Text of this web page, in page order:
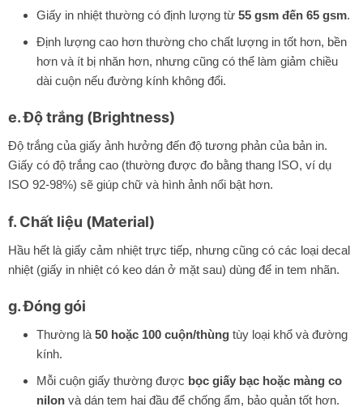
Giấy in nhiệt thường có định lượng từ 55 gsm đến 65 gsm.
Định lượng cao hơn thường cho chất lượng in tốt hơn, bền
hơn và ít bị nhăn hơn, nhưng cũng có thể làm giảm chiều
dài cuộn nếu đường kính không đổi.
e. Độ trắng (Brightness)
Độ trắng của giấy ảnh hưởng đến độ tương phản của bản in.
Giấy có độ trắng cao (thường được đo bằng thang ISO, ví dụ
ISO 92-98%) sẽ giúp chữ và hình ảnh nổi bật hơn.
f. Chất liệu (Material)
Hầu hết là giấy cảm nhiệt trực tiếp, nhưng cũng có các loại decal
nhiệt (giấy in nhiệt có keo dán ở mặt sau) dùng để in tem nhãn.
g. Đóng gói
Thường là 50 hoặc 100 cuộn/thùngtùy loại khổ và đường
kính.
Mỗi cuộn giấy thường được bọc giấy bạc hoặc màng co
nilonvà dán tem hai đầu để chống ẩm, bảo quản tốt hơn.